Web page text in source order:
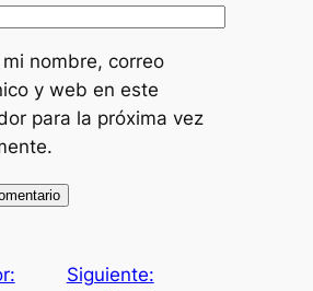
nombre, correo
y web en este
para la próxima vez
Siguiente: